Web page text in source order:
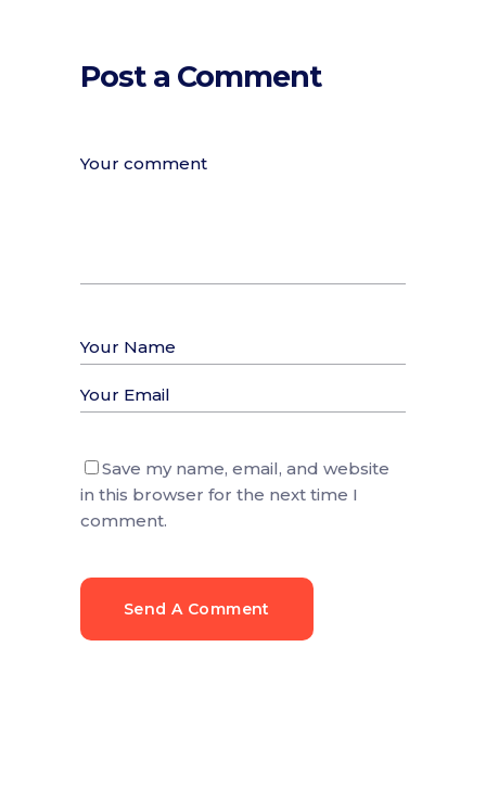
Post a Comment
Save my name, email, and website
in this browser for the next time I
comment.
Send A Comment